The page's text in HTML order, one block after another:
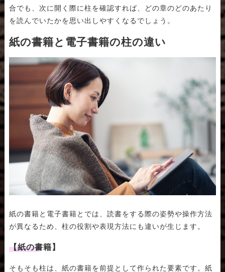
合でも、次に開く際に柱を確認すれば、どの章のどのあたり
を読んでいたかを思い出しやすくなるでしょう。
紙の書籍と電子書籍の柱の違い
紙の書籍と電子書籍とでは、読書をする際の姿勢や操作方法
が異なるため、柱の役割や表現方法にも違いが生じます。
【紙の書籍】
そもそも柱は、紙の書籍を前提として作られた要素です。紙